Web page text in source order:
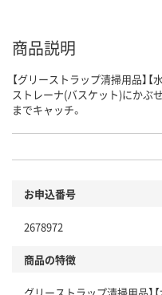
商品説明
【グリーストラップ清掃用品】【
ストレーナ(バスケット)にかぶ
までキャッチ。
お申込番号
2678972
商品の特徴